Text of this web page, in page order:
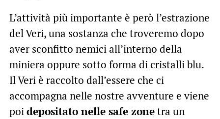
L’attività più importante è però l’estrazione
del Veri, una sostanza che troveremo dopo
aver sconfitto nemici all’interno della
miniera oppure sotto forma di cristalli blu.
Il Veri è raccolto dall’essere che ci
accompagna nelle nostre avventure e viene
poidepositato nelle safe zonetra un